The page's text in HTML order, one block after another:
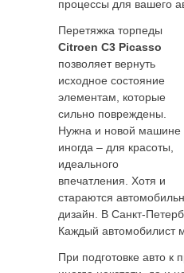
процессы для вашего
Перетяжка торпеды
Citroen C3 Picasso
позволяет вернуть
исходное состояние
элементам, которые
сильно повреждены.
Нужна и новой машине
иногда – для красоты,
идеального
впечатления. Хотя и
стараются
дизайн. В Санкт-
Каждый автомобилист
При подготовке авто к